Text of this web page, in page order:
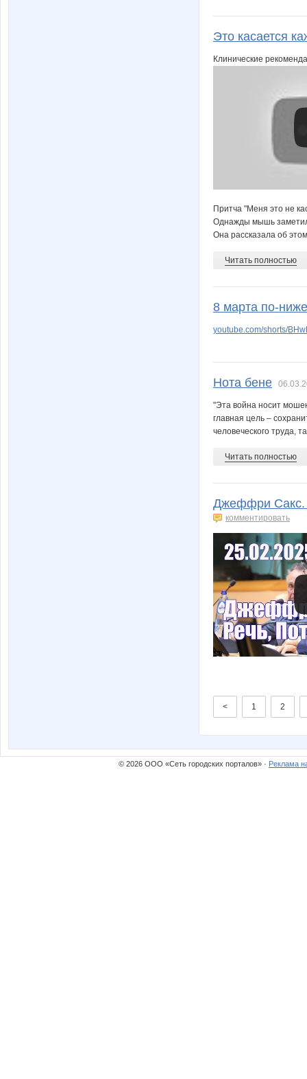
Это касается
Клинические
Притча "Меня это не
Однажды мышь
Она рассказала об
Читать полностью
8 марта по-
youtube.com/shorts/
Нота бене
"Эта война носит
главная цель –
человеческого труда,
Читать полностью
Джеффри Сакс.
комментировать
< 1 2
© 2026 ООО «Сеть городских порталов» · Реклама